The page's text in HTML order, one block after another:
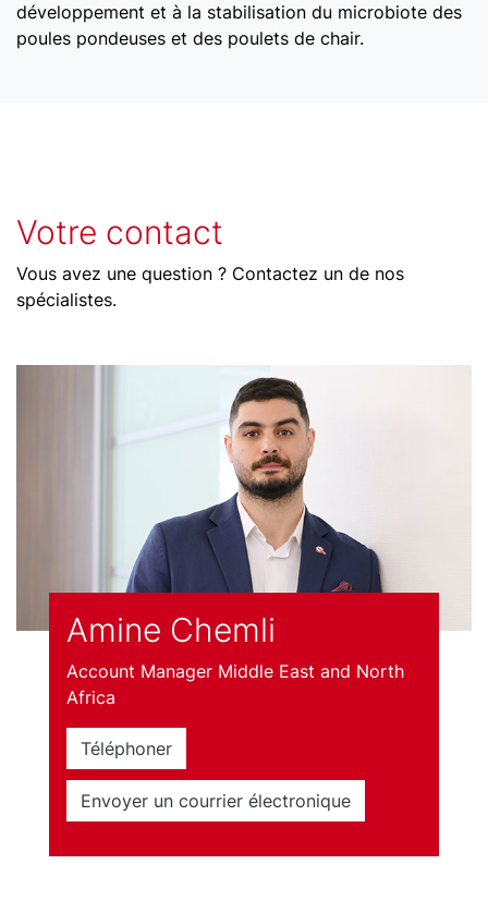
développement et à la stabilisation du microbiote des
poules pondeuses et des poulets de chair.
Votre contact
Vous avez une question ? Contactez un de nos
spécialistes.
Amine Chemli
Account Manager Middle East and North
Africa
Téléphoner
Envoyer un courrier électronique